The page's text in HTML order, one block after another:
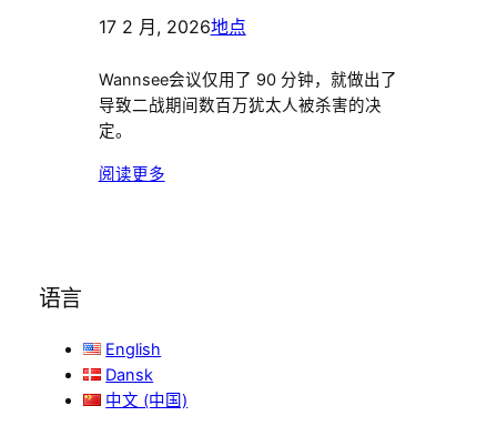
17 2 月, 2026地点
Wannsee会议仅用了 90 分钟，就做出了
导致二战期间数百万犹太人被杀害的决
定。
阅读更多
语言
English
Dansk
中文 (中国)